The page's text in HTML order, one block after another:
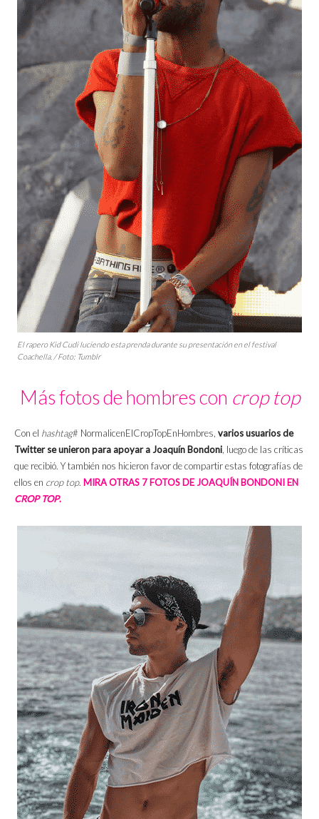
El rapero Kid Cudi luciendo esta prenda durante su presentación en el festival
Coachella. / Foto: Tumblr
Más fotos de hombres con crop top
Con el hashtag# NormalicenElCropTopEnHombres, varios usuarios de
Twitter se unieron para apoyar a Joaquín Bondoni, luego de las críticas
que recibió. Y también nos hicieron favor de compartir estas fotografías de
ellos en crop top. MIRA OTRAS 7 FOTOS DE JOAQUÍN BONDONI EN
CROP TOP.